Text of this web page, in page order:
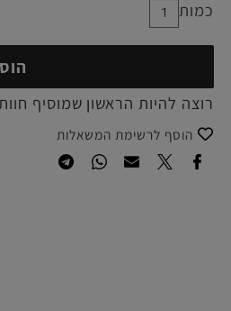
הוסף
להיות הראשון שמוסיף חוות דעת
לרשימת המשאלות